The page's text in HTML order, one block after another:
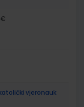
€
katolički vjeronauk